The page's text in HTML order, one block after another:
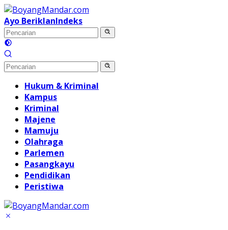
Langsung
ke
konten
Ayo BeriklanIndeks
Hukum & Kriminal
Kampus
Kriminal
Majene
Mamuju
Olahraga
Parlemen
Pasangkayu
Pendidikan
Peristiwa